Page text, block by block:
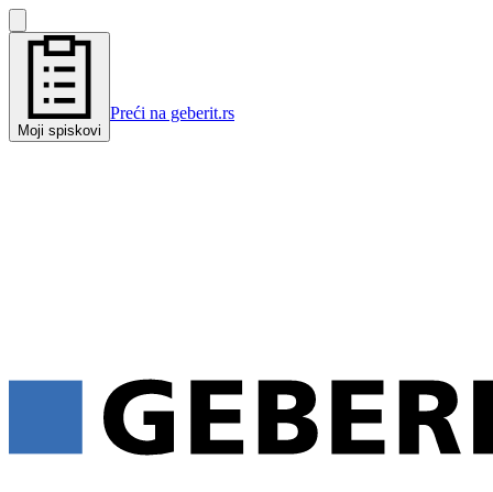
Moji spiskovi
Preći na geberit.rs